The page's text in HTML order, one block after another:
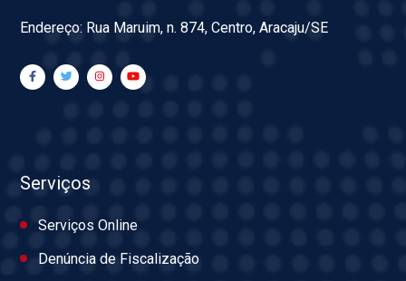
Endereço: Rua Maruim, n. 874, Centro, Aracaju/SE
Serviços
Serviços Online
Denúncia de Fiscalização